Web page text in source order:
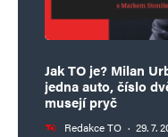
Jak TO je? Milan
jedna auto, číslo
musejí pryč
Redakce TO · 29. 7.